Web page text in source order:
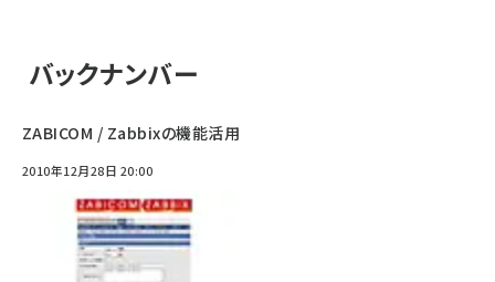
バックナンバー
ZABICOM / Zabbixの機能活用
2010年12月28日 20:00